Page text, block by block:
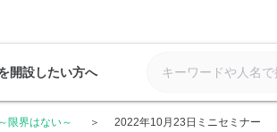
開設したい方へ
限界はない～ 2022年10月23日ミニセミナー